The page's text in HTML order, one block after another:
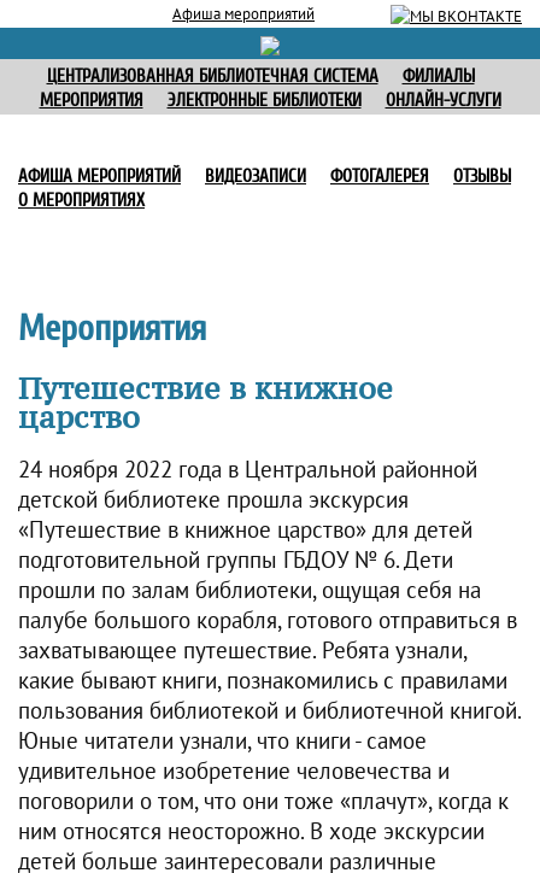
Афиша мероприятий
ЦЕНТРАЛИЗОВАННАЯ БИБЛИОТЕЧНАЯ СИСТЕМА
ФИЛИАЛЫ
МЕРОПРИЯТИЯ
ЭЛЕКТРОННЫЕ БИБЛИОТЕКИ ОНЛАЙН-УСЛУГИ
АФИША МЕРОПРИЯТИЙ ВИДЕОЗАПИСИ ФОТОГАЛЕРЕЯ
ОТЗЫВЫ
О МЕРОПРИЯТИЯХ
Мероприятия
Путешествие в книжное
царство
24 ноября 2022 года в Центральной районной
детской библиотеке прошла экскурсия
«Путешествие в книжное царство» для детей
подготовительной группы ГБДОУ № 6. Дети
прошли по залам библиотеки, ощущая себя на
палубе большого корабля, готового отправиться в
захватывающее путешествие. Ребята узнали,
какие бывают книги, познакомились с правилами
пользования библиотекой и библиотечной книгой.
Юные читатели узнали, что книги - самое
удивительное изобретение человечества и
поговорили о том, что они тоже «плачут», когда к
ним относятся неосторожно. В ходе экскурсии
детей больше заинтересовали различные